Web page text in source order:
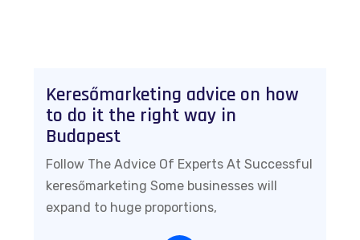
Keresőmarketing advice on how
to do it the right way in
Budapest
Follow The Advice Of Experts At Successful
keresőmarketing Some businesses will
expand to huge proportions,